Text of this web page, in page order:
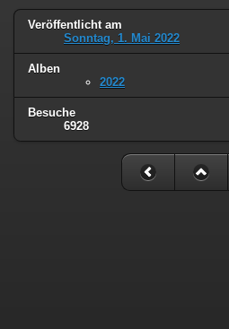
Veröffentlicht am
Sonntag, 1. Mai 2022
Alben
2022
Besuche
6928